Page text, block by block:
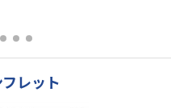
レット